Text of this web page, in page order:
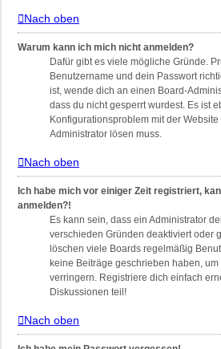
Nach oben
Warum kann ich mich nicht anmelden?
Dafür gibt es viele mögliche Gründe.
Benutzername und dein Passwort
ist, wende dich an einen Board-
dass du nicht gesperrt wurdest. Es ist
Konfigurationsproblem mit der
Administrator lösen muss.
Nach oben
Ich habe mich vor einiger Zeit registriert,
anmelden?!
Es kann sein, dass ein Administrator
verschieden Gründen deaktiviert oder
löschen viele Boards regelmäßig
keine Beiträge geschrieben haben,
verringern. Registriere dich einfach
Diskussionen teil!
Nach oben